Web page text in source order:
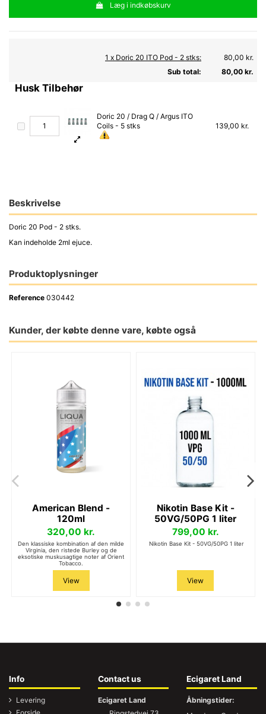
Læg i indkøbskurv
1 x Doric 20 ITO Pod - 2 stks:
80,00 kr.
Sub total:
80,00 kr.
Husk Tilbehør
Doric 20 / Drag Q / Argus ITO
Coils - 5 stks
139,00 kr.
Beskrivelse
Doric 20 Pod - 2 stks.
Kan indeholde 2ml ejuce.
Produktoplysninger
Reference 030442
Kunder, der købte denne vare, købte også
American Blend -
120ml
320,00 kr.
Den klassiske kombination af den milde
Virginia, den ristede Burley og de
eksotiske muskusagtige noter af Orient
Tobacco.
View
Nikotin Base Kit -
50VG/50PG 1 liter
799,00 kr.
Nikotin Base Kit - 50VG/50PG 1 liter
View
Info
Levering
Contact us
Ecigaret Land
Ecigaret Land
Åbningstider: